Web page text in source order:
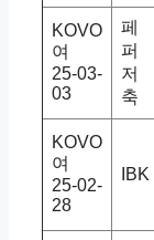
KOVO
여
25-03-
03
페
퍼
저
축
KOVO
여
25-02-
28
IBK